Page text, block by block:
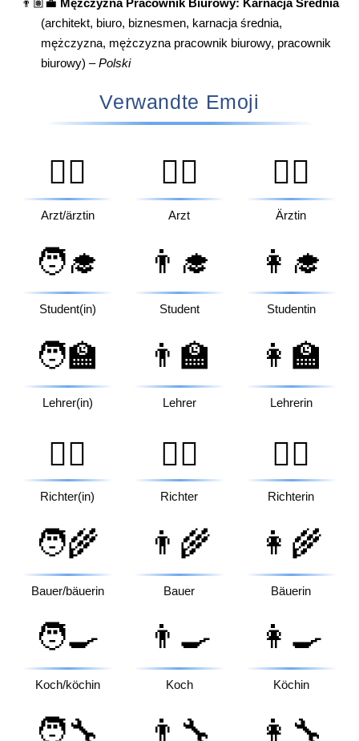
👨🏽‍💼 Mężczyzna Pracownik Biurowy: Karnacja Średnia
(architekt, biuro, biznesmen, karnacja średnia,
mężczyzna, mężczyzna pracownik biurowy, pracownik
biurowy) –Polski
Verwandte Emoji
🧑‍⚕️
Arzt/ärztin
👨‍⚕️
Arzt
👩‍⚕️
Ärztin
🧑‍🎓
Student(in)
👨‍🎓
Student
👩‍🎓
Studentin
🧑‍🏫
Lehrer(in)
👨‍🏫
Lehrer
👩‍🏫
Lehrerin
🧑‍⚖️
Richter(in)
👨‍⚖️
Richter
👩‍⚖️
Richterin
🧑‍🌾
Bauer/bäuerin
👨‍🌾
Bauer
👩‍🌾
Bäuerin
🧑‍🍳
Koch/köchin
👨‍🍳
Koch
👩‍🍳
Köchin
🧑‍🔧 👨‍🔧 👩‍🔧